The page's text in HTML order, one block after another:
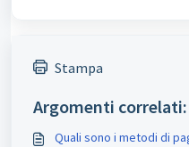
Stampa
Argomenti correlati:
Quali sono i metodi di